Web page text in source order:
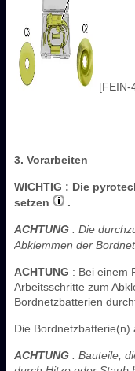
[FEIN-
3. Vorarbeiten
WICHTIG : Die
setzen
.
ACHTUNG : Die
Abklemmen der
ACHTUNG : Bei einem
Arbeitsschritte zum
Bordnetzbatterien
Die Bordnetzbatterie(n)
ACHTUNG : Bauteile,